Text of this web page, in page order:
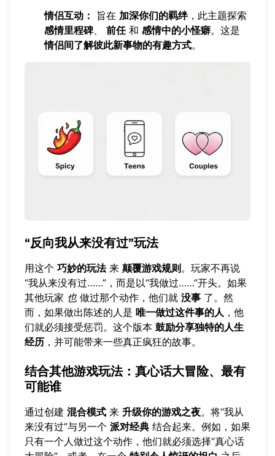
情侣互动： 旨在 加深你们的羁绊，此主题探索
感情里程碑、 前任和 感情中的小怪癖。这是
情侣间了解彼此新事物的有趣方式。
“反向我从来没有过”玩法
用这个 巧妙的玩法来 颠覆游戏规则。玩家不再说
“我从来没有过……”，而是以“我做过……”开头。如果
其他玩家 也 做过那个动作，他们就 没事 了。然
而，如果做出陈述的人是 唯一做过这件事的人 ，他
们就必须接受惩罚。这个版本 鼓励分享独特的人生
经历 ，并可能带来一些真正疯狂的故事。
结合其他游戏玩法：真心话大冒险、最有
可能谁
通过创建 混合模式 来 升级你的游戏之夜。将“我从
来没有过”与另一个 派对经典 结合起来。例如，如果
只有一个人做过这个动作，他们就必须选择“真心话